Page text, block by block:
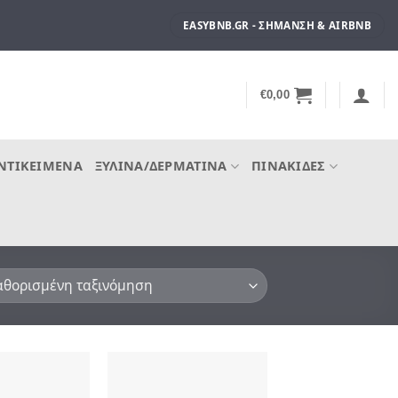
EASYBNB.GR - ΣΉΜΑΝΣΗ & AIRBNB
€0,00
ΞΎΛΙΝΑ/ΔΕΡΜΆΤΙΝΑ ΠΙΝΑΚΊΔΕΣ